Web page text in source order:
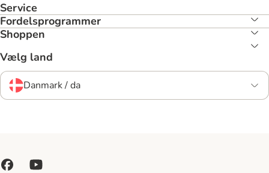
Service
Fordelsprogrammer
Shoppen
Vælg land
Danmark / da